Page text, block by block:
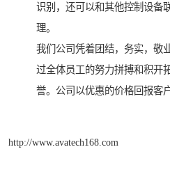
识别，还可以和其他控制设备
理。
我们公司凭着团结，务实，敬
过全体员工的努力拼搏和积开
誉。公司以优惠的价格回报客户
http://www.avatech168.com